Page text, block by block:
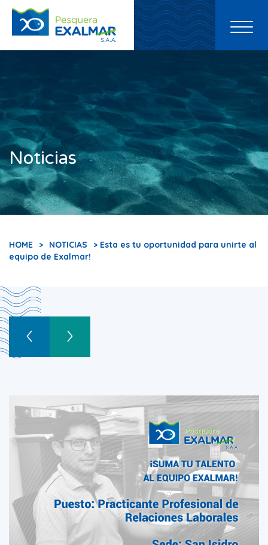
Toggle
Noticias
HOME > NOTICIAS
> Esta es tu oportunidad para unirte al
equipo de Exalmar!